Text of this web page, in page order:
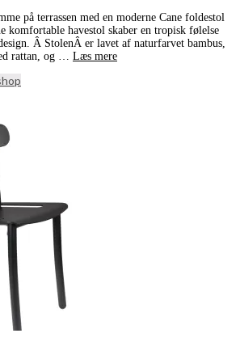
på terrassen med en moderne Cane foldestol
komfortable havestol skaber en tropisk følelse
Â StolenÂ er lavet af naturfarvet bambus,
rattan, og … Læs mere